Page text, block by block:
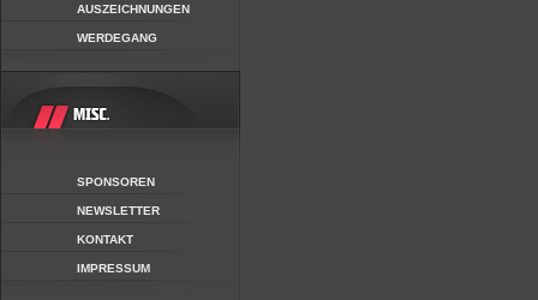
AUSZEICHNUNGEN
WERDEGANG
SPONSOREN
NEWSLETTER
KONTAKT
IMPRESSUM